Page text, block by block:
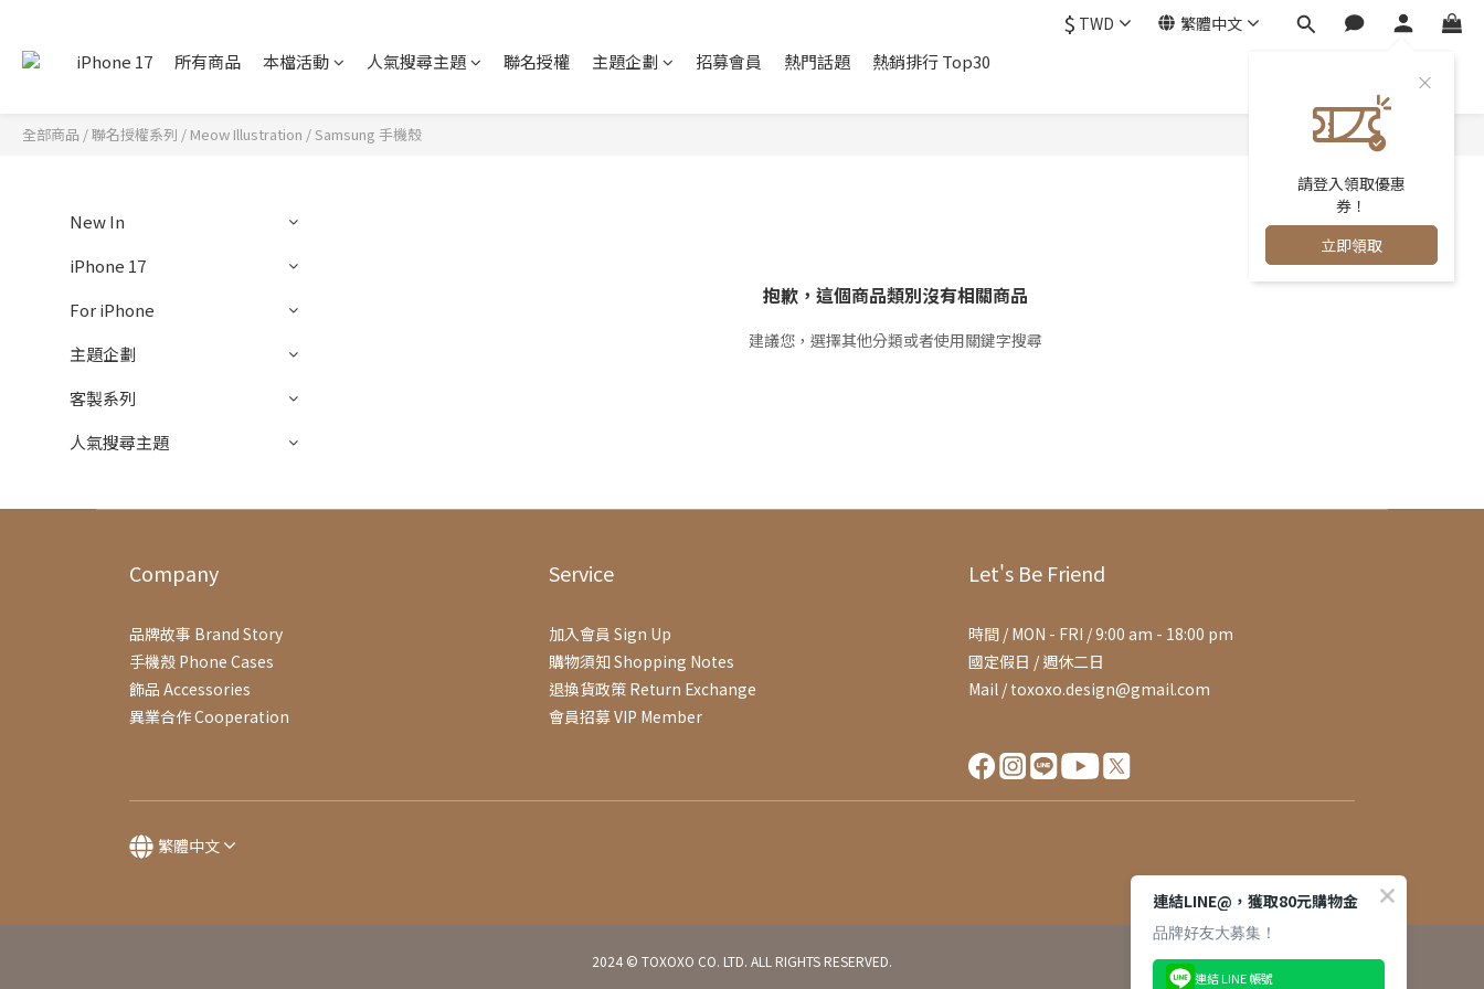
$ TWD 繁體中文
請登入領取優惠
券！
立即領取
iPhone 17 所有商品 本檔活動 人氣搜尋主題 聯名授權 主題企劃 招募會員 熱門話題 熱銷排行 Top30
全部商品 /聯名授權系列 / Meow Illustration /Samsung 手機殼
New In
iPhone 17
For iPhone
主題企劃
客製系列
人氣搜尋主題
抱歉，這個商品類別沒有相關商品
建議您，選擇其他分類或者使用關鍵字搜尋
Company
品牌故事 Brand Story
手機殼 Phone Cases
飾品 Accessories
異業合作 Cooperation
Service
加入會員 Sign Up
購物須知 Shopping Notes
退換貨政策 Return Exchange
會員招募 VIP Member
Let's Be Friend
時間 / MON - FRI / 9:00 am - 18:00 pm
國定假日 / 週休二日
Mail / toxoxo.design@gmail.com
繁體中文
2024 © TOXOXO CO. LTD. ALL RIGHTS RESERVED.
連結LINE@，獲取80元購物金
品牌好友大募集！
連結 LINE 帳號